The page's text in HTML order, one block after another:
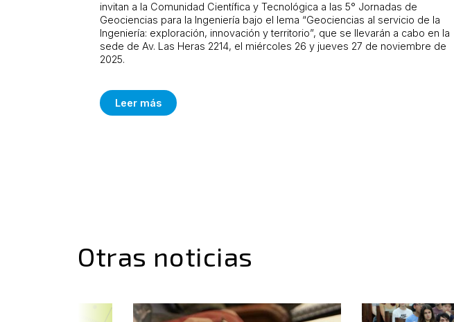
invitan a la Comunidad Científica y Tecnológica a las 5° Jornadas de
Geociencias para la Ingeniería bajo el lema “Geociencias al servicio de la
Ingeniería: exploración, innovación y territorio”, que se llevarán a cabo en la
sede de Av. Las Heras 2214, el miércoles 26 y jueves 27 de noviembre de
2025.
Leer más
Otras noticias